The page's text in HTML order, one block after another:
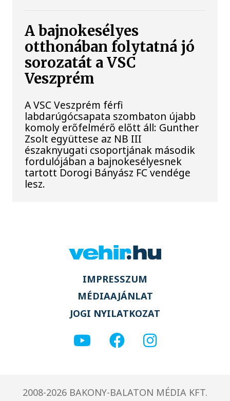
A bajnokesélyes
otthonában folytatná jó
sorozatát a VSC
Veszprém
A VSC Veszprém férfi
labdarúgócsapata szombaton újabb
komoly erőfelmérő előtt áll: Gunther
Zsolt együttese az NB III
északnyugati csoportjának második
fordulójában a bajnokesélyesnek
tartott Dorogi Bányász FC vendége
lesz.
IMPRESSZUM
MÉDIAAJÁNLAT
JOGI NYILATKOZAT
2008-2026 BAKONY-BALATON MÉDIA KFT.